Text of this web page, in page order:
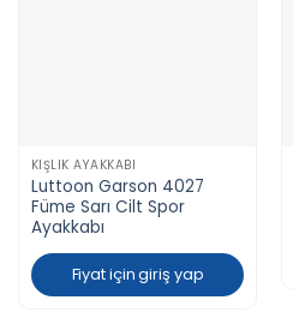
KIŞLIK AYAKKABI
Luttoon Garson 4027
Füme Sarı Cilt Spor
Ayakkabı
Fiyat için giriş yap